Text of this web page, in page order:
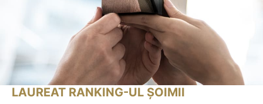
LAUREAT RANKING-UL ȘOIMII